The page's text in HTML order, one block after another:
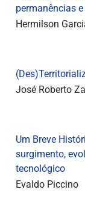
permanências
Hermilson
José Roberto
Um Breve
surgimento,
tecnológico
Evaldo Piccino